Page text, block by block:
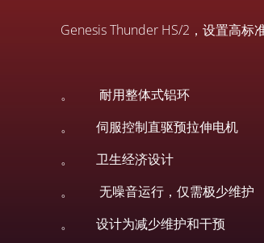
Genesis Thunder HS/2，设置高标
。 耐用整体式铝环
。 伺服控制直驱预拉伸电机
。 卫生经济设计
。 无噪音运行，仅需极少维护
。 设计为减少维护和干预